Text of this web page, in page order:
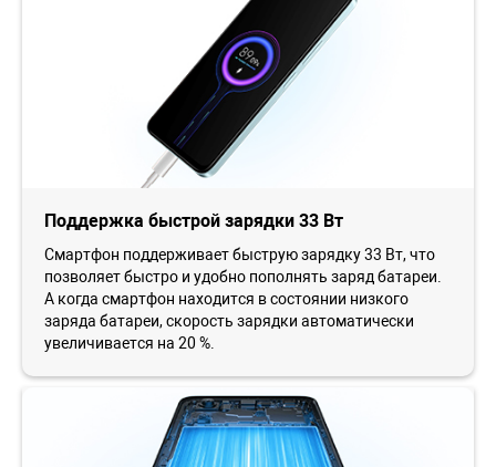
Поддержка быстрой зарядки 33 Вт
Смартфон поддерживает быструю зарядку 33 Вт, что
позволяет быстро и удобно пополнять заряд батареи.
А когда смартфон находится в состоянии низкого
заряда батареи, скорость зарядки автоматически
увеличивается на 20 %.